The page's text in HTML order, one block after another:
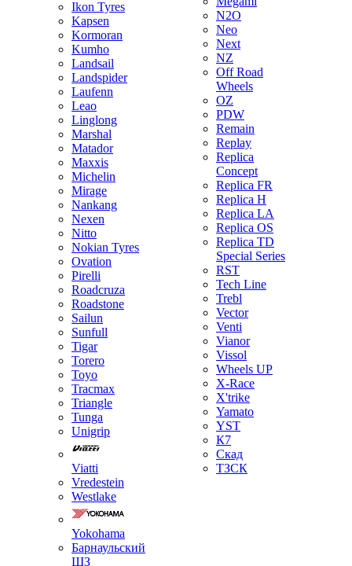
Ikon Tyres
Kapsen
Kormoran
Kumho
Landsail
Landspider
Laufenn
Leao
Linglong
Marshal
Matador
Maxxis
Michelin
Mirage
Nankang
Nexen
Nitto
Nokian Tyres
Ovation
Pirelli
Roadcruza
Roadstone
Sailun
Sunfull
Tigar
Torero
Toyo
Tracmax
Triangle
Tunga
Unigrip
Viatti
Vredestein
Westlake
Yokohama
Барнаульский
ШЗ
N2O
Neo
Next
NZ
Off Road
Wheels
OZ
PDW
Remain
Replay
Replica
Concept
Replica FR
Replica H
Replica LA
Replica OS
Replica TD
Special Series
RST
Tech Line
Trebl
Vector
Venti
Vianor
Vissol
Wheels UP
X-Race
X'trike
Yamato
YST
К7
Скад
ТЗСК